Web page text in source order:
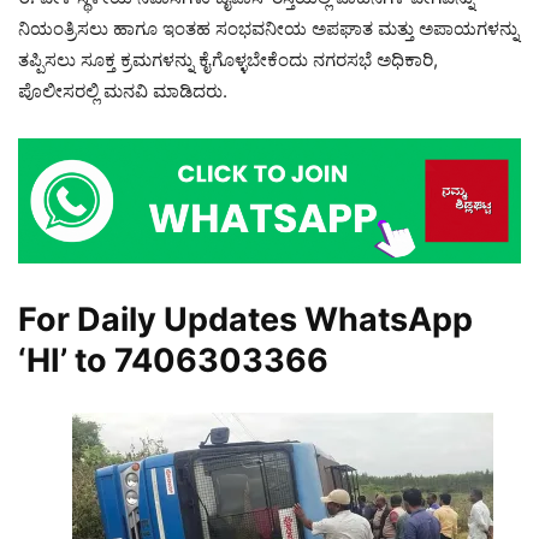
ನಿಯಂತ್ರಿಸಲು ಹಾಗೂ ಇಂತಹ ಸಂಭವನೀಯ ಅಪಘಾತ ಮತ್ತು ಅಪಾಯಗಳನ್ನು
ತಪ್ಪಿಸಲು ಸೂಕ್ತ ಕ್ರಮಗಳನ್ನು ಕೈಗೊಳ್ಳಬೇಕೆಂದು ನಗರಸಭೆ ಅಧಿಕಾರಿ,
ಪೊಲೀಸರಲ್ಲಿ ಮನವಿ ಮಾಡಿದರು.
For Daily Updates WhatsApp
‘HI’ to 7406303366